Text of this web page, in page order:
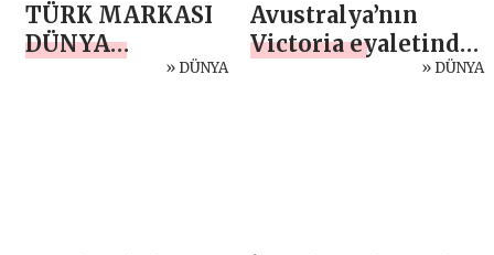
TÜRK MARKASI
DÜNYA
» DÜNYA
Avustralya’nın
Victoria eyaletinde,
can kaybı 106’ya» DÜNYA